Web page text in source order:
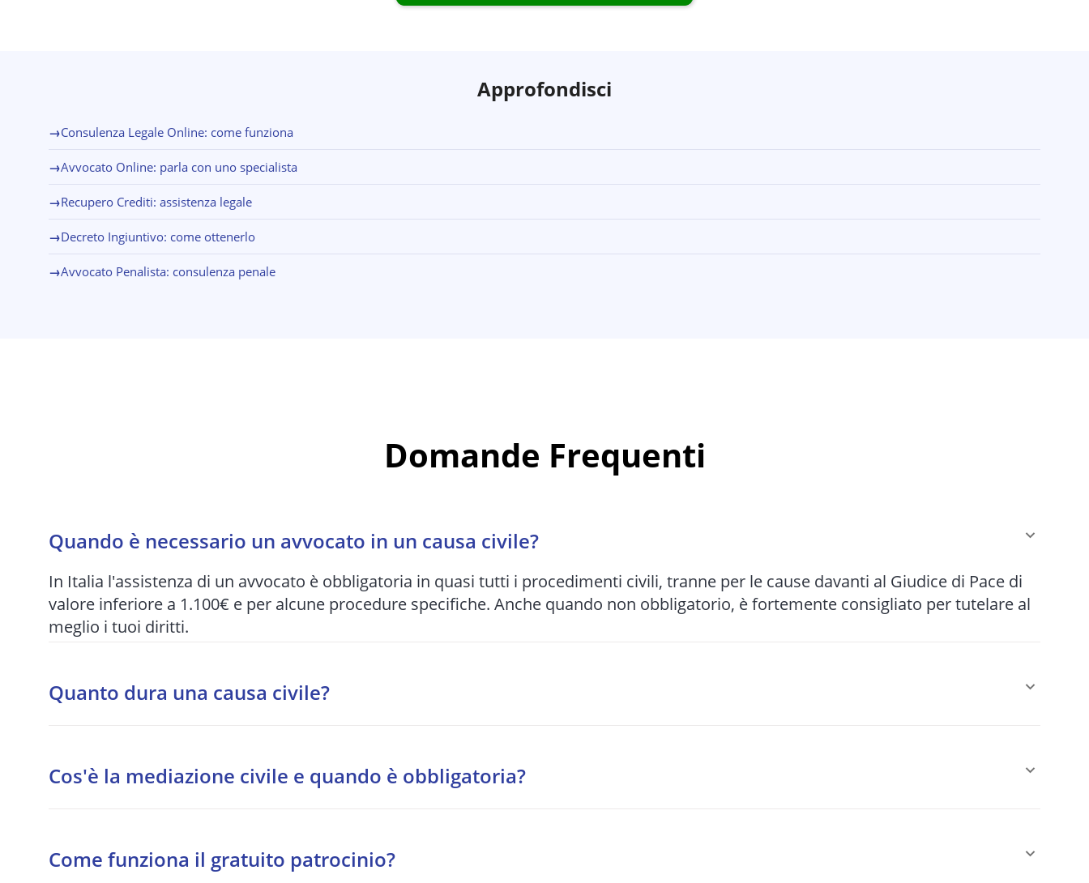
Approfondisci
→Consulenza Legale Online: come funziona
→Avvocato Online: parla con uno specialista
→Recupero Crediti: assistenza legale
→Decreto Ingiuntivo: come ottenerlo
→Avvocato Penalista: consulenza penale
Domande Frequenti
Quando è necessario un avvocato in un causa civile?
In Italia l'assistenza di un avvocato è obbligatoria in quasi tutti i procedimenti civili, tranne per le cause davanti al Giudice di Pace di
valore inferiore a 1.100€ e per alcune procedure specifiche. Anche quando non obbligatorio, è fortemente consigliato per tutelare al
meglio i tuoi diritti.
Quanto dura una causa civile?
quando possibile.
Cos'è la mediazione civile e quando è obbligatoria?
responsabilità medica, bancario.
Come funziona il gratuito patrocinio?